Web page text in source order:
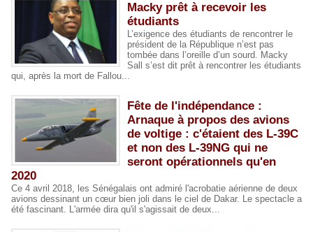
Macky prêt à recevoir les
étudiants
L’exigence des étudiants de rencontrer le
président de la République n’est pas
tombée dans l’oreille d’un sourd. Macky
Sall s’est dit prêt à rencontrer les étudiants
qui, après la mort de Fallou...
Fête de l'indépendance :
Arnaque à propos des avions
de voltige : c'étaient des L-39C
et non des L-39NG qui ne
seront opérationnels qu'en
2020
Ce 4 avril 2018, les Sénégalais ont admiré l'acrobatie aérienne de deux
avions dessinant un cœur bien joli dans le ciel de Dakar. Le spectacle a
été fascinant. L'armée dira qu'il s'agissait de deux...